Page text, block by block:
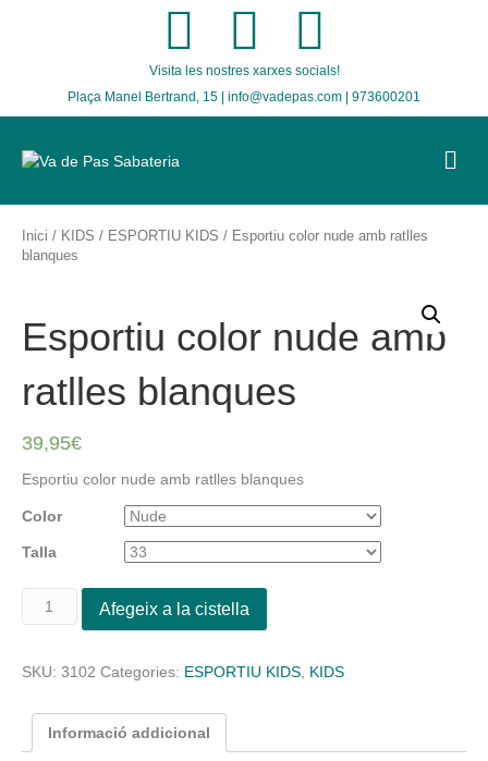
a
b
o
k
w
t
r
n
a
r
Visita les nostres xarxes socials!
Plaça Manel Bertrand, 15 | info@vadepas.com | 973600201
N
Inici / KIDS / ESPORTIU KIDS / Esportiu color nude amb ratlles
blanques
Esportiu color nude amb
ratlles blanques
39,95€
Esportiu color nude amb ratlles blanques
Color
Talla
quantitat
color
ratlles
blanques
Afegeix a la cistella
SKU: 3102 Categories: ESPORTIU KIDS KIDS
Informació addicional